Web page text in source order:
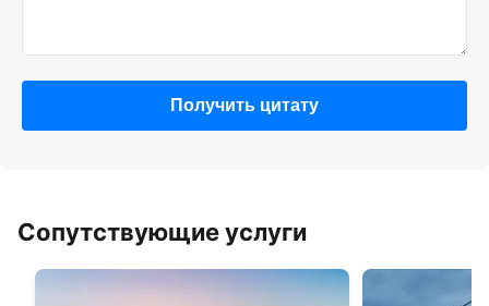
Получить цитату
Сопутствующие услуги